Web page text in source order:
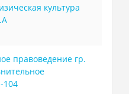
культура
правоведение гр.
104